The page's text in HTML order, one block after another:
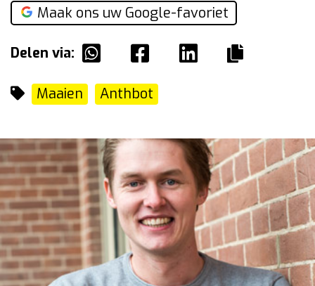
Maak ons uw Google-favoriet
Delen via:
Maaien Anthbot